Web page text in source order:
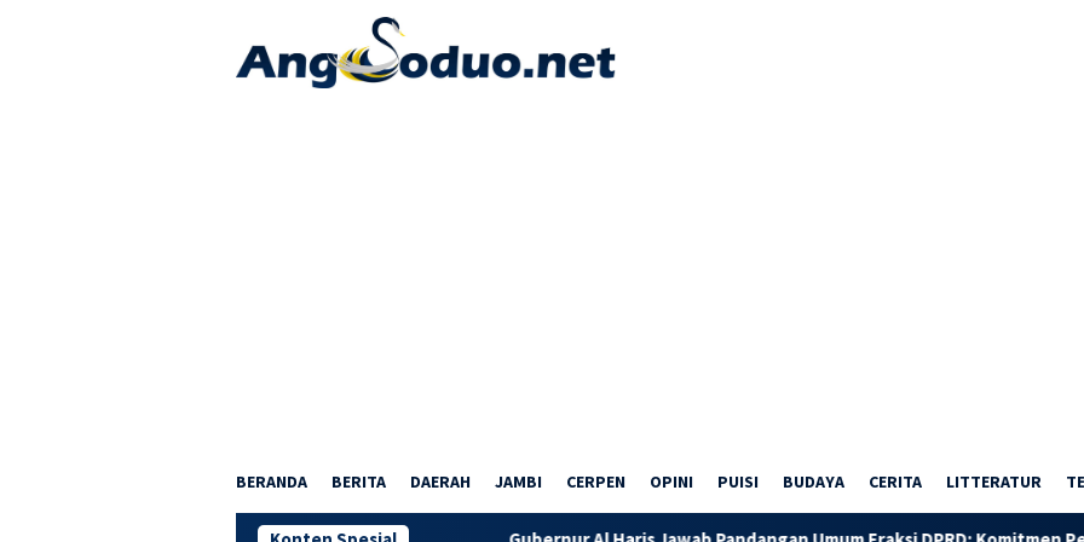
BERANDA BERITA DAERAH JAMBI CERPEN OPINI PUISI BUDAYA CERITA LITTERATUR